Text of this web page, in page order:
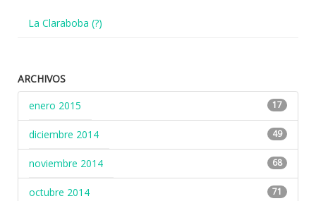
La Claraboba (?)
ARCHIVOS
enero 2015
17
diciembre 2014 49
noviembre 2014 68
octubre 2014 71